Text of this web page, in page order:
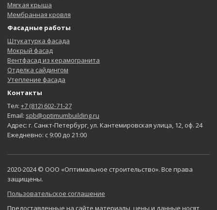
Мягкая крыша
Мембранная кровля
Фасадные работы
Штукатурка фасада
Мокрый фасад
Вентфасад из керамогранита
Отделка сайдингом
Утепление фасада
Контакты
Тел: +7 (812) 602-71-27
Email: spb@optimumbuilding.ru
Адрес: г. Санкт-Петербург, ул. Кантемировская улица, 12, оф. 24
Ежедневно: с 9:00 до 21:00
2020-2024 © ООО «Оптимальное строительство». Все права
защищены.
Пользовательское соглашение
Предоставленные на сайте материалы, цены и данные носят